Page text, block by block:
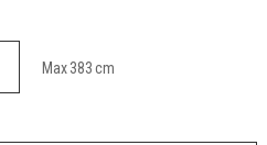
Max383cm